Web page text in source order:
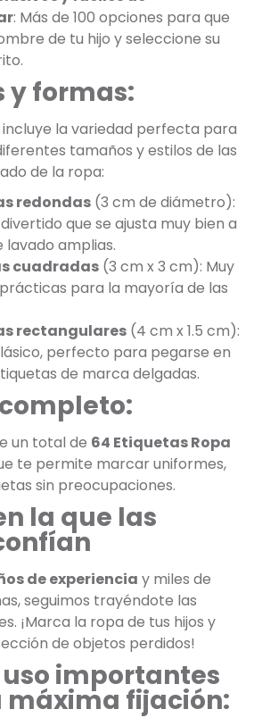
: Más de 100 opciones para que
de tu hijo y seleccione su
y formas:
la variedad perfecta para
tamaños y estilos de las
de la ropa:
redondas (3 cm de diámetro):
que se ajusta muy bien a
lavado amplias.
cuadradas (3 cm x 3 cm): Muy
para la mayoría de las
rectangulares (4 cm x 1.5 cm):
perfecto para pegarse en
de marca delgadas.
un total de 64 Etiquetas Ropa
te permite marcar uniformes,
sin preocupaciones.
la que las
de experiencia y miles de
seguimos trayéndote las
¡Marca la ropa de tus hijos y
de objetos perdidos!
importantes
máxima fijación: